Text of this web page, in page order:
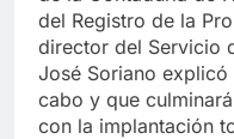
del Registro de la
director del Servicio
José Soriano
cabo y que
con la implantación